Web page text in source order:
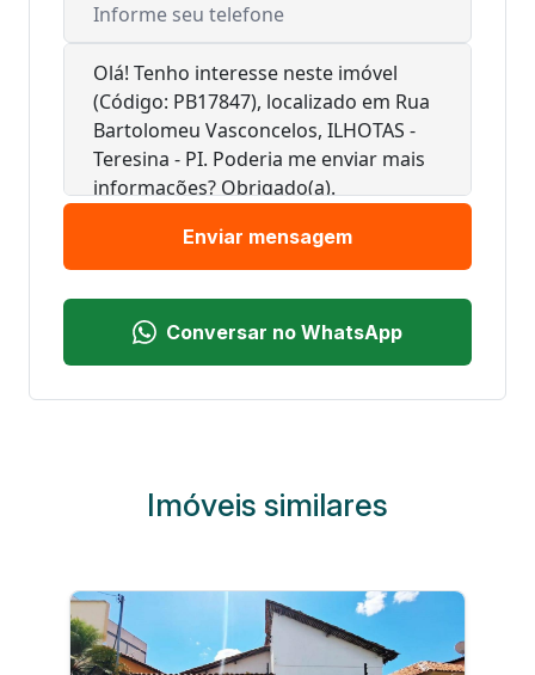
Enviar mensagem
Conversar no WhatsApp
Imóveis similares